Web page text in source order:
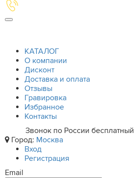
КАТАЛОГ
О компании
Дисконт
Доставка и оплата
Отзывы
Гравировка
Избранное
Контакты
Звонок по России бесплатный
Город: Москва
Вход
Регистрация
Email